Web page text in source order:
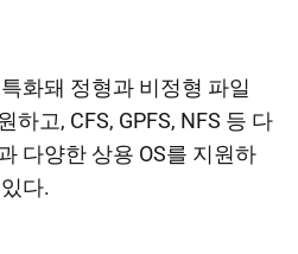
화돼 정형과 비정형 파일
하고, CFS, GPFS, NFS 등 다
다양한 상용 OS를 지원하
다.